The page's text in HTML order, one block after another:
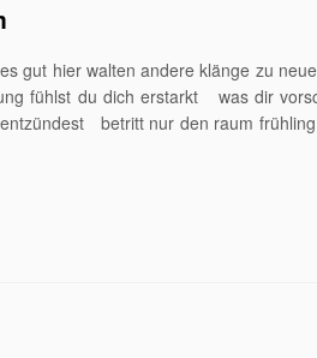
gut hier walten andere klänge zu
fühlst du dich erstarkt was dir
betritt nur den raum